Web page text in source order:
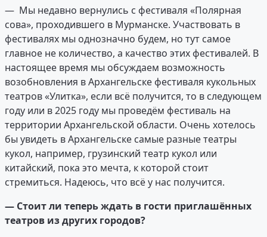
— Мы недавно вернулись с фестиваля «Полярная
сова», проходившего в Мурманске. Участвовать в
фестивалях мы однозначно будем, но тут самое
главное не количество, а качество этих фестивалей. В
настоящее время мы обсуждаем возможность
возобновления в Архангельске фестиваля кукольных
театров «Улитка», если всё получится, то в следующем
году или в 2025 году мы проведём фестиваль на
территории Архангельской области. Очень хотелось
бы увидеть в Архангельске самые разные театры
кукол, например, грузинский театр кукол или
китайский, пока это мечта, к которой стоит
стремиться. Надеюсь, что всё у нас получится.
— Стоит ли теперьждать в гости приглашённых
театров из других городов?